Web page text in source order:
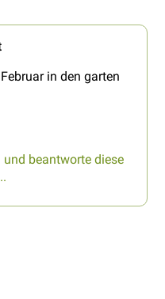
in den garten
beantworte diese